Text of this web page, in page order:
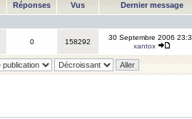
Réponses Vus Dernier message
0 158292
30 Septembre 2006
xantox